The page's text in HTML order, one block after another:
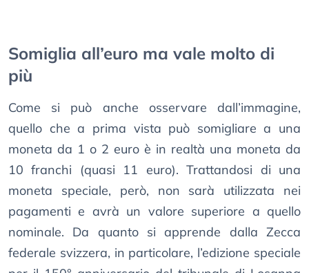
Somiglia all’euro ma vale molto di
più
Come si può anche osservare dall’immagine,
quello che a prima vista può somigliare a una
moneta da 1 o 2 euro è in realtà una moneta da
10 franchi (quasi 11 euro). Trattandosi di una
moneta speciale, però, non sarà utilizzata nei
pagamenti e avrà un valore superiore a quello
nominale. Da quanto si apprende dalla Zecca
federale svizzera, in particolare, l’edizione speciale